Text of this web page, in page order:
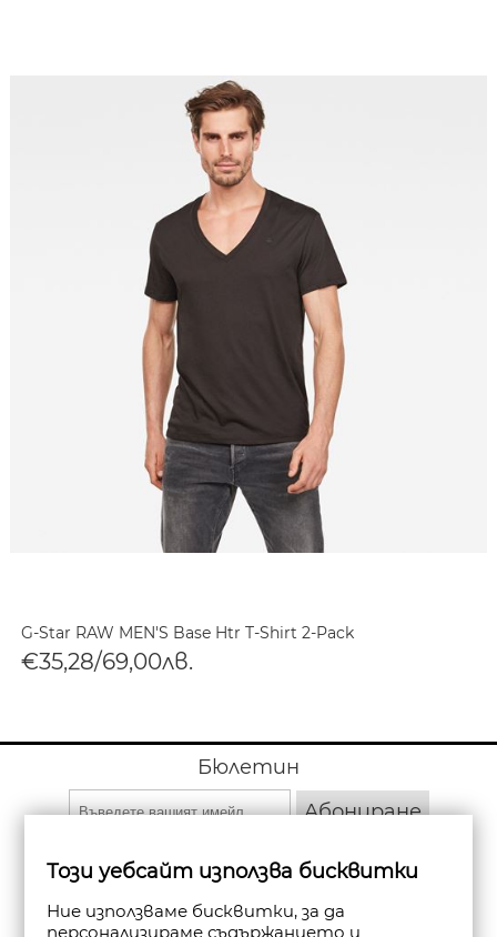
G-Star RAW MEN'S Base Htr T-Shirt 2-Pack
€35,28/69,00лв.
Бюлетин
Абониране
Този уебсайт използва бисквитки
Ние използваме бисквитки, за да
персонализираме съдържанието и